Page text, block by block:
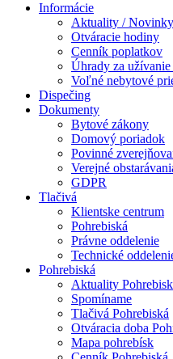
Informácie
Aktuality / Novinky
Otváracie hodiny
Cenník poplatkov
Úhrady za
Voľné nebytové
Dispečing
Dokumenty
Bytové zákony
Domový poriadok
Povinné
Verejné
GDPR
Tlačivá
Klientske centrum
Pohrebiská
Právne oddelenie
Technické
Pohrebiská
Aktuality
Spomíname
Tlačivá Pohrebiská
Otváracia doba
Mapa pohrebísk